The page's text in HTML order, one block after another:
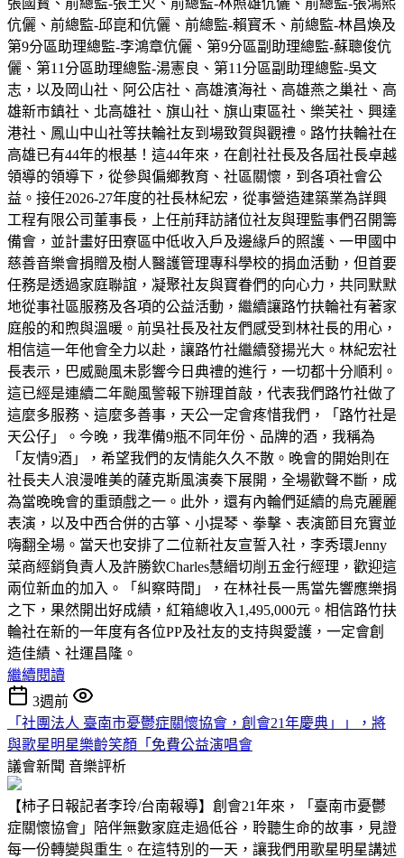
伉儷、前總監-邱崑和伉儷、前總監-賴寳禾、前總監-林昌煥及
第9分區助理總監-李鴻章伉儷、第9分區副助理總監-蘇聰俊伉
儷、第11分區助理總監-湯憲良、第11分區副助理總監-吳文
志，以及岡山社、阿公店社、高雄濱海社、高雄燕之巢社、高
雄新市鎮社、北高雄社、旗山社、旗山東區社、樂芙社、興達
港社、鳳山中山社等扶輪社友到場致賀與觀禮。路竹扶輪社在
高雄已有44年的根基！這44年來，在創社社長及各屆社長卓越
領導的領導下，從參與偏鄉教育、社區關懷，到各項社會公
益。接任2026-27年度的社長林紀宏，從事營造建築業為詳興
工程有限公司董事長，上任前拜訪諸位社友與理監事們召開籌
備會，並計畫好田寮區中低收入戶及邊緣戶的照護、一甲國中
慈善音樂會捐贈及樹人醫護管理專科學校的捐血活動，但首要
任務是透過家庭聯誼，凝聚社友與寶眷們的向心力，共同默默
地從事社區服務及各項的公益活動，繼續讓路竹扶輪社有著家
庭般的和煦與溫暖。前吳社長及社友們感受到林社長的用心，
相信這一年他會全力以赴，讓路竹社繼續發揚光大。林紀宏社
長表示，巴威颱風未影響今日典禮的進行，一切都十分順利。
這已經是連續二年颱風警報下辦理首敲，代表我們路竹社做了
這麼多服務、這麼多善事，天公一定會疼惜我們，「路竹社是
天公仔」。今晚，我準備9瓶不同年份、品牌的酒，我稱為
「友情9酒」，希望我們的友情能久久不散。晚會的開始則在
社長夫人浪漫唯美的薩克斯風演奏下展開，全場歡聲不斷，成
為當晚晚會的重頭戲之一。此外，還有內輪們延續的烏克麗麗
表演，以及中西合併的古箏、小提琴、拳擊、表演節目充實並
嗨翻全場。當天也安排了二位新社友宣誓入社，李秀環Jenny
菜商經銷負責人及許勝欽Charles慧縉切削五金行經理，歡迎這
兩位新血的加入。「糾察時間」，在林社長一馬當先響應樂捐
之下，果然開出好成績，紅箱總收入1,495,000元。相信路竹扶
輪社在新的一年度有各位PP及社友的支持與愛護，一定會創
造佳績、社運昌隆。
繼續閱讀
3週前
「社團法人 臺南市憂鬱症關懷協會，創會21年慶典」」，將
與歌星明星樂齡笑顏「免費公益演唱會
議會新聞 音樂評析
【柿子日報記者李玲/台南報導】創會21年來，「臺南市憂鬱
症關懷協會」陪伴無數家庭走過低谷，聆聽生命的故事，見證
每一份轉變與重生。在這特別的一天，讓我們用歌星明星講述